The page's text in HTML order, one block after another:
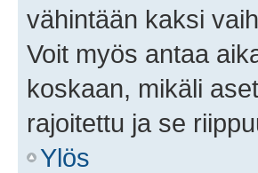
vähintään kaksi
Voit myös antaa
koskaan, mikäli
rajoitettu ja se
Ylös